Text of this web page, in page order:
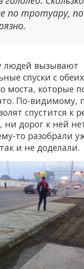
по тротуару, по
людей вызывают
спуски с
моста, которые
По-видимому,
спустится к
ни дорог к ней
то разобрали
и не доделали.